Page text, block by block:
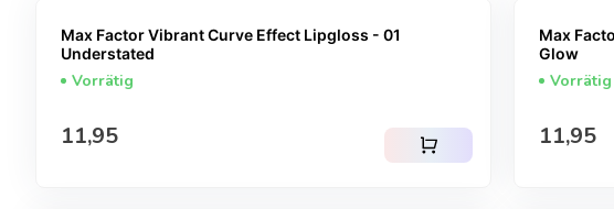
Max Factor Vibrant Curve Effect Lipgloss - 01
Understated
Vorrätig
Regulärer Preis
11,95 shopping_cart
Max
Glow
Vorrätig
11,95